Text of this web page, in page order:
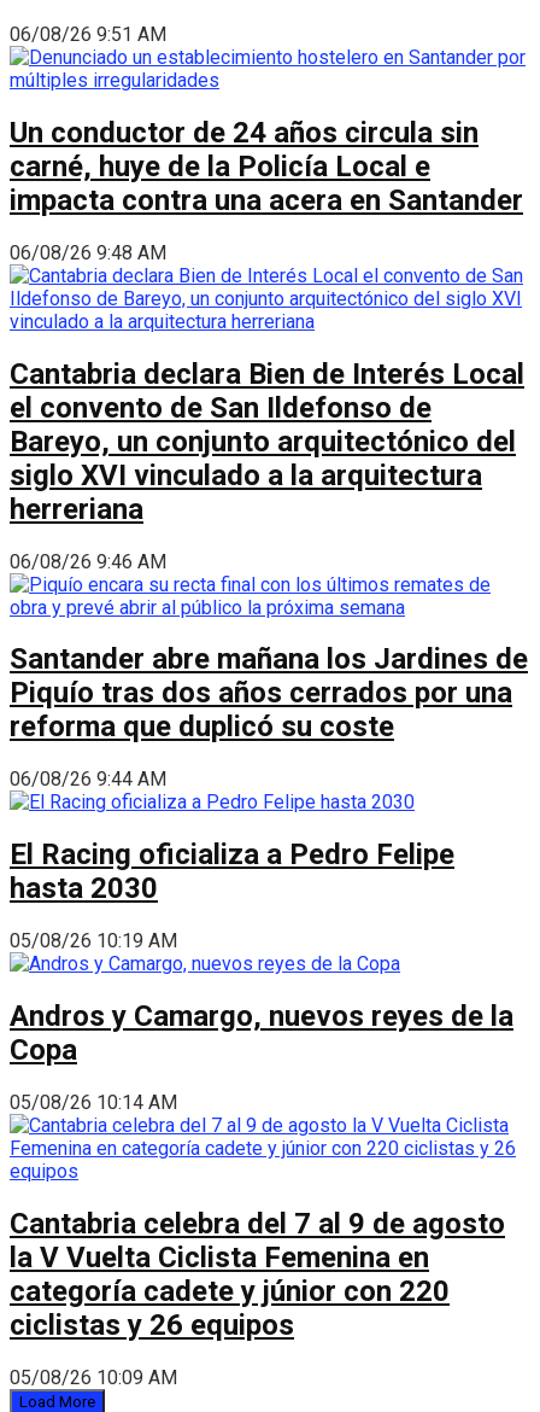
06/08/26 9:51 AM
Un conductor de 24 años circula sin
carné, huye de la Policía Local e
impacta contra una acera en Santander
06/08/26 9:48 AM
Cantabria declara Bien de Interés Local
el convento de San Ildefonso de
Bareyo, un conjunto arquitectónico del
siglo XVI vinculado a la arquitectura
herreriana
06/08/26 9:46 AM
Santander abre mañana los Jardines de
Piquío tras dos años cerrados por una
reforma que duplicó su coste
06/08/26 9:44 AM
El Racing oficializa a Pedro Felipe
hasta 2030
05/08/26 10:19 AM
Andros y Camargo, nuevos reyes de la
Copa
05/08/26 10:14 AM
Cantabria celebra del 7 al 9 de agosto
la V Vuelta Ciclista Femenina en
categoría cadete y júnior con 220
ciclistas y 26 equipos
05/08/26 10:09 AM
Load More